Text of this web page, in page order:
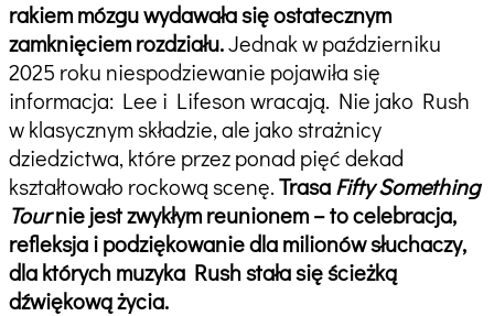
rakiem mózgu wydawała się ostatecznym
zamknięciem rozdziału.Jednak w październiku
2025 roku niespodziewanie pojawiła się
informacja: Lee i Lifeson wracają. Nie jako Rush
w klasycznym składzie, ale jako strażnicy
dziedzictwa, które przez ponad pięć dekad
kształtowało rockową scenę.TrasaFifty Something
Tournie jest zwykłym reunionem – to celebracja,
refleksja i podziękowanie dla milionów słuchaczy,
dla których muzyka Rush stała się ścieżką
dźwiękową życia.